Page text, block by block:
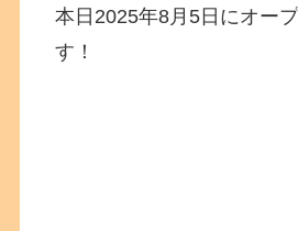
本日2025年8月5日にオー
す！